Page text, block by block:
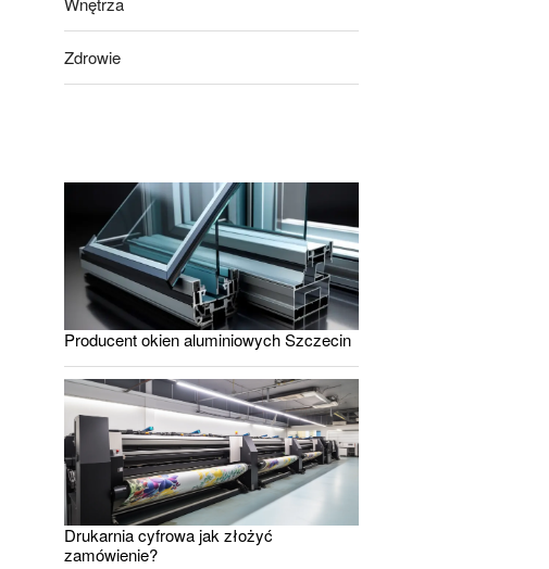
Zdrowie
Producent okien aluminiowych Szczecin
Drukarnia cyfrowa jak złożyć
zamówienie?